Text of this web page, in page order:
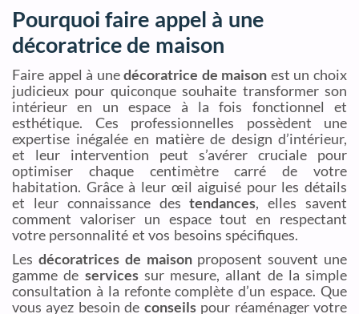
Pourquoi faire appel à une
décoratrice de maison
Faire appel à unedécoratrice de maison est un choix
judicieux pour quiconque souhaite transformer son
intérieur en un espace à la fois fonctionnel et
esthétique. Ces professionnelles possèdent une
expertise inégalée en matière de design d’intérieur,
et leur intervention peut s’avérer cruciale pour
optimiser chaque centimètre carré de votre
habitation. Grâce à leur œil aiguisé pour les détails
et leur connaissance destendances, elles savent
comment valoriser un espace tout en respectant
votre personnalité et vos besoins spécifiques.
Les décoratrices de maisonproposent souvent une
gamme de servicessur mesure, allant de la simple
consultation à la refonte complète d’un espace. Que
vous ayez besoin de conseilspour réaménager votre